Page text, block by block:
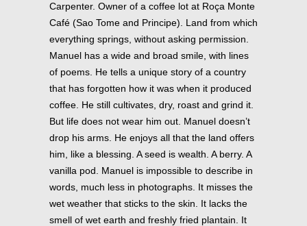
Carpenter. Owner of a coffee lot at Roça Monte
Café (Sao Tome and Principe). Land from which
everything springs, without asking permission.
Manuel has a wide and broad smile, with lines
of poems. He tells a unique story of a country
that has forgotten how it was when it produced
coffee. He still cultivates, dry, roast and grind it.
But life does not wear him out. Manuel doesn’t
drop his arms. He enjoys all that the land offers
him, like a blessing. A seed is wealth. A berry. A
vanilla pod. Manuel is impossible to describe in
words, much less in photographs. It misses the
wet weather that sticks to the skin. It lacks the
smell of wet earth and freshly fried plantain. It